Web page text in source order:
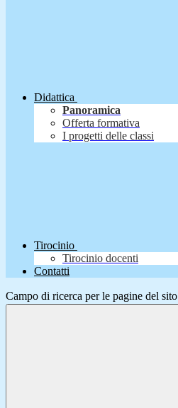
Didattica
Panoramica
Offerta formativa
I progetti delle classi
Tirocinio
Tirocinio docenti
Contatti
Campo di ricerca per le pagine del sito